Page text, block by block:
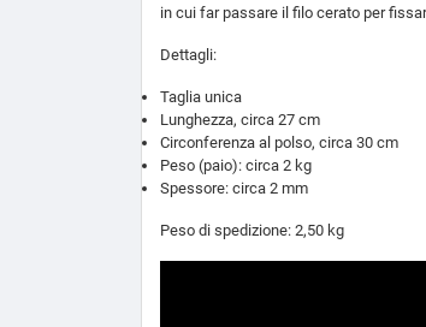
in cui far passare il filo cerato per
Dettagli:
Taglia unica
Lunghezza, circa 27 cm
Circonferenza al polso, circa 30 cm
Peso (paio): circa 2 kg
Spessore: circa 2 mm
Peso di spedizione: 2,50 kg